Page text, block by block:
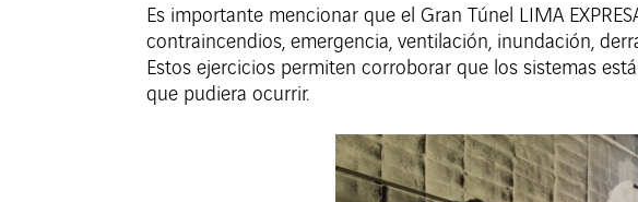
Es importante mencionar que el Gran Túnel LIMA
contraincendios, emergencia, ventilación, inundación,
Estos ejercicios permiten corroborar que los sistemas
que pudiera ocurrir.